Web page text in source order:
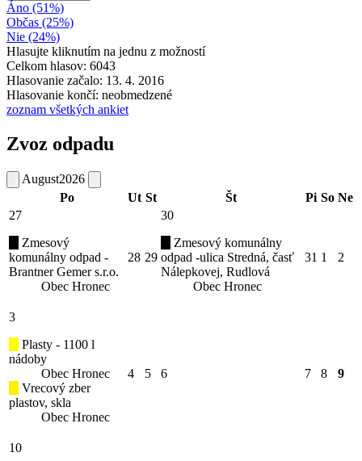
Áno (51%)
Občas (25%)
Nie (24%)
Hlasujte kliknutím na jednu z možností
Celkom hlasov: 6043
Hlasovanie začalo: 13. 4. 2016
Hlasovanie končí: neobmedzené
zoznam všetkých ankiet
Zvoz odpadu
August2026
Po
Ut St Št Pi So Ne
27
Zmesový
komunálny odpad -
Brantner Gemer s.r.o.
Obec Hronec
28 29
30
Zmesový komunálny
odpad -ulica Stredná, časť
Nálepkovej, Rudlová
Obec Hronec
31 1 2
3
Plasty - 1100 l
nádoby
Obec Hronec
Vrecový zber
plastov, skla
Obec Hronec
4 5 6 7 8 9
10